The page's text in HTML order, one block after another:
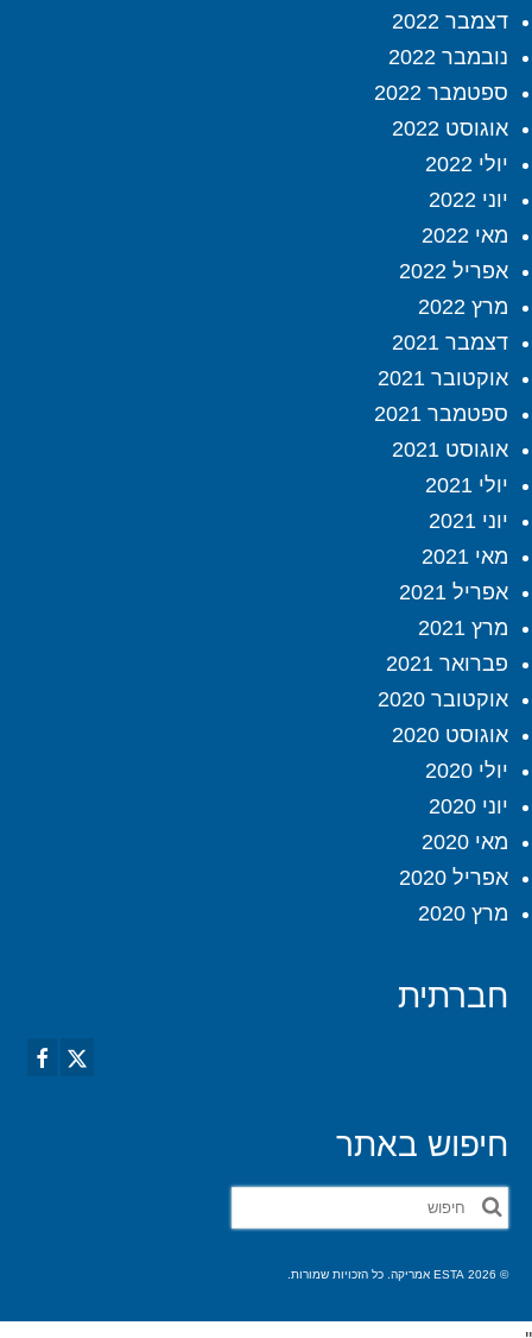
דצמבר 2022
נובמבר 2022
ספטמבר 2022
אוגוסט 2022
יולי 2022
יוני 2022
מאי 2022
אפריל 2022
מרץ 2022
דצמבר 2021
אוקטובר 2021
ספטמבר 2021
אוגוסט 2021
יולי 2021
יוני 2021
מאי 2021
אפריל 2021
מרץ 2021
פברואר 2021
אוקטובר 2020
אוגוסט 2020
יולי 2020
יוני 2020
מאי 2020
אפריל 2020
מרץ 2020
חברתית
חיפוש באתר
חפש
את:
© 2026 ESTA אמריקה. כל הזכויות שמורות.